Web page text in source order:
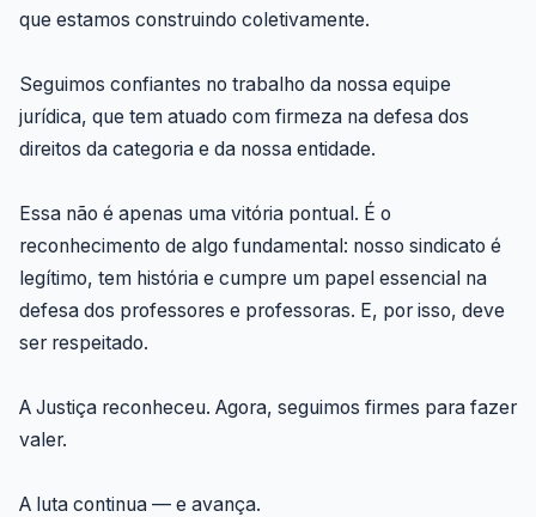
que estamos construindo coletivamente.
Seguimos confiantes no trabalho da nossa equipe
jurídica, que tem atuado com firmeza na defesa dos
direitos da categoria e da nossa entidade.
Essa não é apenas uma vitória pontual. É o
reconhecimento de algo fundamental: nosso sindicato é
legítimo, tem história e cumpre um papel essencial na
defesa dos professores e professoras. E, por isso, deve
ser respeitado.
A Justiça reconheceu. Agora, seguimos firmes para fazer
valer.
A luta continua — e avança.